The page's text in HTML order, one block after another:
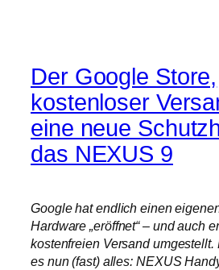
Der Google Store,
kostenloser
eine neue
das NEXUS 9
Google hat endlich einen
Hardware „eröffnet“ – und auch
kostenfreien Versand
es nun (fast) alles: NEXUS